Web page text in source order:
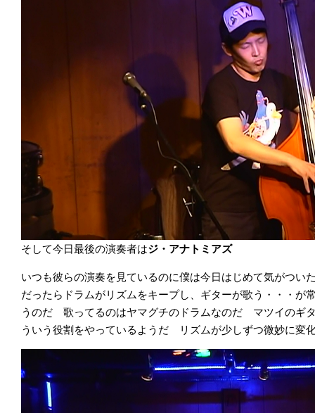
そして今日最後の演奏者はジ・アナトミアズ
いつも彼らの演奏を見ているのに僕は今日はじめて気がつ
だったらドラムがリズムをキープし、ギターが歌う・・・
うのだ 歌ってるのはヤマグチのドラムなのだ マツイのギ
ういう役割をやっているようだ リズムが少しずつ微妙に変